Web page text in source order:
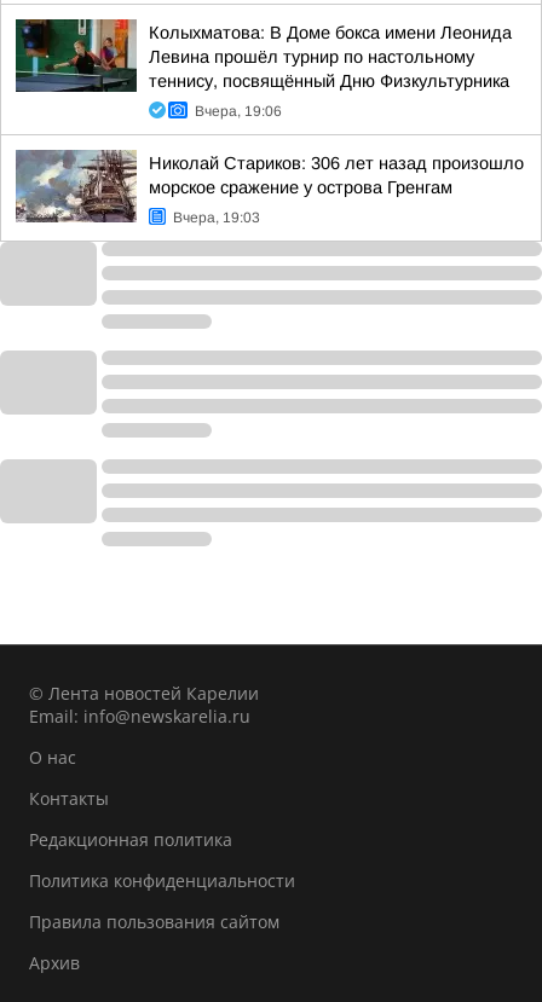
Колыхматова: В Доме бокса имени Леонида
Левина прошёл турнир по настольному
теннису, посвящённый Дню Физкультурника
Вчера, 19:06
Николай Стариков: 306 лет назад произошло
морское сражение у острова Гренгам
Вчера, 19:03
© Лента новостей Карелии
Email: info@newskarelia.ru
О нас
Контакты
Редакционная политика
Политика конфиденциальности
Правила пользования сайтом
Архив